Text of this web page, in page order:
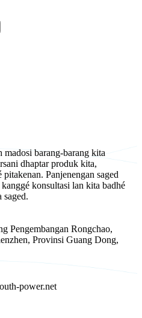
barang-barang kita
dhaptar produk kita,
Panjenengan saged
konsultasi lan kita badhé
saged.
Pengembangan Rongchao,
Provinsi Guang Dong,
power.net